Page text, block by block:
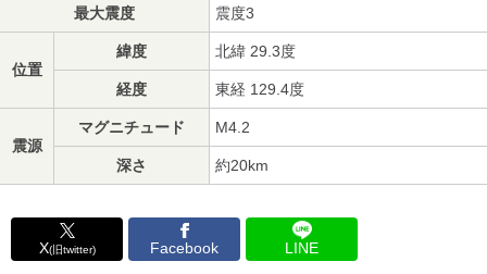
最大震度 震度3
位置
緯度 北緯 29.3度
経度 東経 129.4度
震源
マグニチュード M4.2
深さ 約20km
X(旧twitter) Facebook LINE